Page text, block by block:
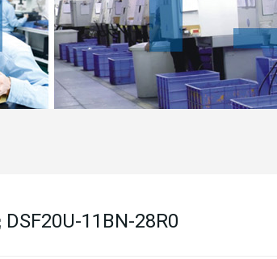
11BN-28R0